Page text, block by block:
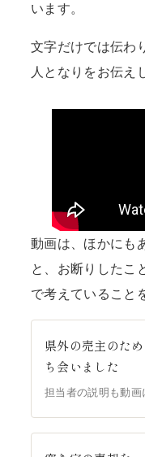
います。
文字だけでは伝わ
人となりをお伝え
動画は、ほかにも
と、お断りしたこ
で考えていること
県外の売主のた
ち会いました
担当者の説明も動画